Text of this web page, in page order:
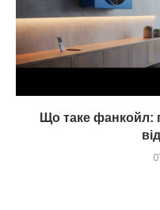
Що таке фанкойл: